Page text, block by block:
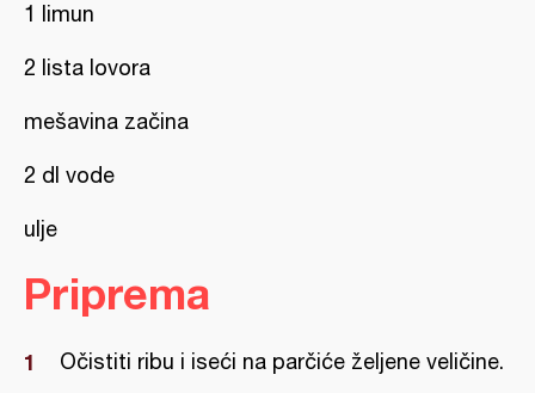
1 limun
2 lista lovora
mešavina začina
2 dl vode
ulje
Priprema
Očistiti ribu i iseći na parčiće željene veličine.